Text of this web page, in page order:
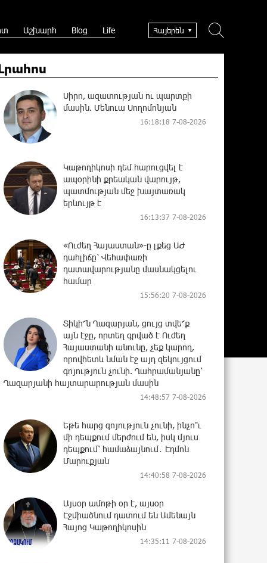
Աշխարհ Blog Life Հայերեն
Սիրո, ազատության ու պարտքի
մասին. Մենուա Սողոմոնյան
16:18:18 7-08-2026
Կաթողիկոսի դեմ հարուցվել է
ապօրինի քրեական վարույթ,
պատմության մեջ խայտառակ
երևույթ է
16:13:37 7-08-2026
«Ուժեղ Հայաստան»-ը լքեց ԱԺ
դահլիճը՝ Վեհափառի
դատավարությանը մասնակցելու
համար
15:56:20 7-08-2026
Տիկի՜ն Ղազարյան, ցույց տվե՜ք
այն էջը, որտեղ գրված է Ուժեղ
Հայաստանի անունը, չեք կարող,
որովհետև նման էջ այդ զեկույցում
գոյություն չունի. Ղահրամանյանը՝
Ղազարյանի հայտարարության մասին
14:48:57 7-08-2026
Եթե հարց գոյություն չունի, ինչո՞ւ
մի դեպքում մերժում են, իսկ մյուս
դեպքում՝ համաձայնում․ Էդմոն
Մարուքյան
14:40:58 7-08-2026
Այսօր ամոթի օր է, այսօր
Էջմիածնում դատում են Ամենայն
Հայոց Կաթողիկոսին
14:35:11 7-08-2026